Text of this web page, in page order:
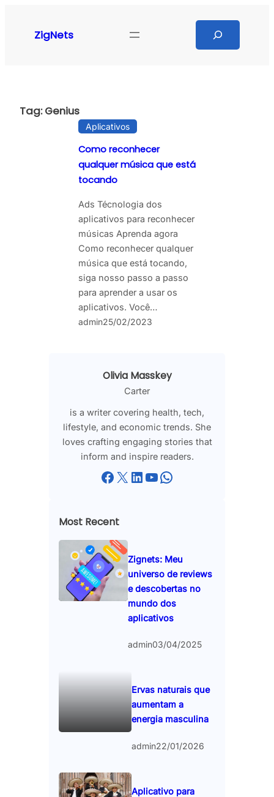
ZigNets
Tag:Genius
Aplicativos
Como reconhecer
qualquer música que está
tocando
Ads Técnologia dos
aplicativos para reconhecer
músicas Aprenda agora
Como reconhecer qualquer
música que está tocando,
siga nosso passo a passo
para aprender a usar os
aplicativos. Você…
admin25/02/2023
Olivia Masskey
Carter
is a writer covering health, tech,
lifestyle, and economic trends. She
loves crafting engaging stories that
inform and inspire readers.
Facebook X LinkedIn YouTube WhatsApp
Most Recent
Zignets: Meu
universo de reviews
e descobertas no
mundo dos
aplicativos
admin03/04/2025
Ervas naturais que
aumentam a
energia masculina
admin22/01/2026
Aplicativo para